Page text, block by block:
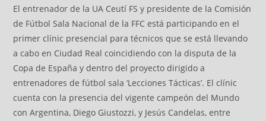
El entrenador de la UA Ceutí FS y presidente de la Comisión
de Fútbol Sala Nacional de la FFC está participando en el
primer clínic presencial para técnicos que se está llevando
a cabo en Ciudad Real coincidiendo con la disputa de la
Copa de España y dentro del proyecto dirigido a
entrenadores de fútbol sala ‘Lecciones Tácticas’. El clínic
cuenta con la presencia del vigente campeón del Mundo
con Argentina, Diego Giustozzi, y Jesús Candelas, entre